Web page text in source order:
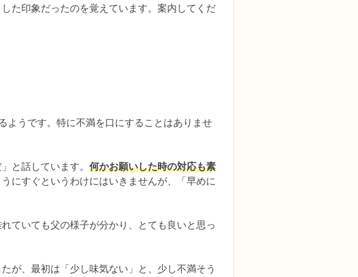
た印象だったのを覚えています。案内してくだ
ようです。特に不満を口にすることはありませ
と話しています。 何かお願いした時の対応も素
にすぐというわけにはいきませんが、「早めに
ていても父の様子が分かり、とても良いと思っ
が、最初は「少し味気ない」と、少し不満そう